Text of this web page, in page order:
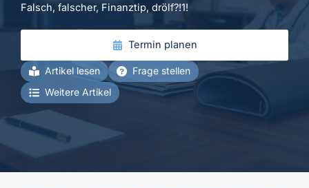
Falsch, falscher, Finanztip, drölf?!1!
Termin planen
Artikel lesen
Frage stellen
Weitere Artikel